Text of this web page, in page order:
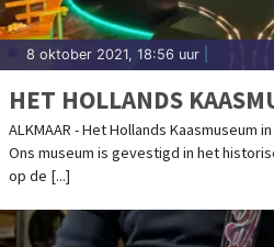
8 oktober 2021, 18:56 uur
HET HOLLANDS
ALKMAAR - Het Hollands Kaasmuseum
Ons museum is gevestigd in het
op de [...]